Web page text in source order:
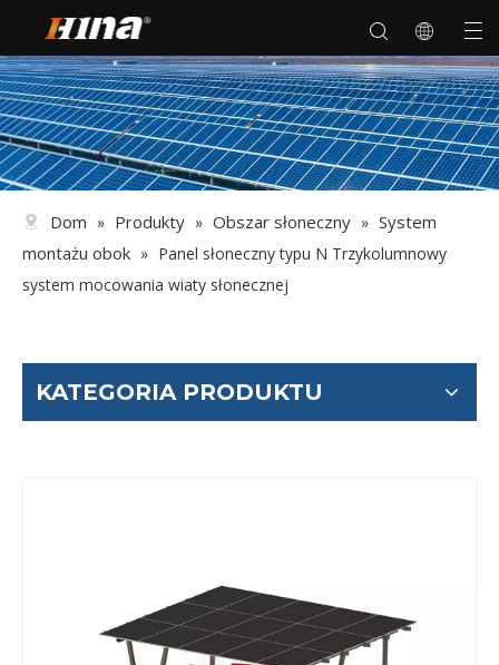
Dom » Produkty » Obszar słoneczny » System
montażu obok » Panel słoneczny typu N Trzykolumnowy
system mocowania wiaty słonecznej
KATEGORIA PRODUKTU